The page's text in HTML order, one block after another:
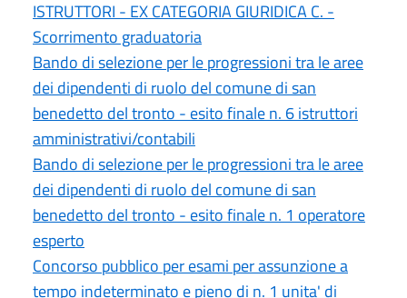
ISTRUTTORI - EX CATEGORIA GIURIDICA C. -
Scorrimento graduatoria
Bando di selezione per le progressioni tra le aree
dei dipendenti di ruolo del comune di san
benedetto del tronto - esito finale n. 6 istruttori
amministrativi/contabili
Bando di selezione per le progressioni tra le aree
dei dipendenti di ruolo del comune di san
benedetto del tronto - esito finale n. 1 operatore
esperto
Concorso pubblico per esami per assunzione a
tempo indeterminato e pieno di n. 1 unita' di